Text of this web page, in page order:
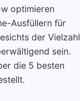
optimieren
Ausfüllern für
der Vielzahl
sein.
die 5 besten